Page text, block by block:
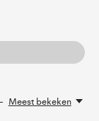
Meest bekeken